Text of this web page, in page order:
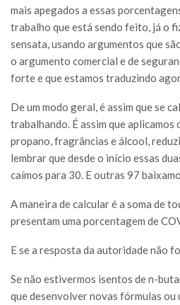
mais apegados a essas
trabalho que está sendo feito, já o
sensata, usando argumentos que
o argumento comercial e de
forte e que estamos traduzindo
De um modo geral, é assim que se
trabalhando. É assim que
propano, fragrâncias e álcool,
lembrar que desde o início essas
caímos para 30. E outras 97
A maneira de calcular é a soma de
presentam uma porcentagem de
E se a resposta da autoridade não
Se não estivermos isentos de n-
que desenvolver novas fórmulas ou